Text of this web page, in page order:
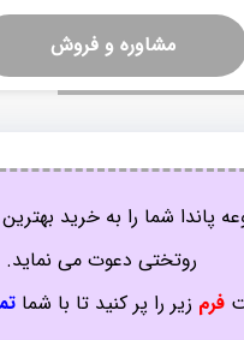
مشاوره و فروش
پاندا شما را به خرید
روتختی دعوت می نماید.
فرم زیر را پر کنید تا با شما